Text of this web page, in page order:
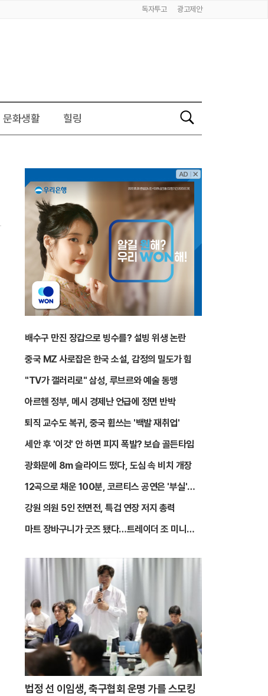
독자투고 광고제안
검
색
문화생활 힐링
배수구 만진 장갑으로 빙수를? 설빙 위생 논란
중국 MZ 사로잡은 한국 소설, 감정의 밀도가 힘
"TV가 갤러리로" 삼성, 루브르와 예술 동맹
아르헨 정부, 메시 경제난 언급에 정면 반박
퇴직 교수도 복귀, 중국 휩쓰는 '백발 재취업'
세안 후 '이것' 안 하면 피지 폭발? 보습 골든타임
광화문에 8m 슬라이드 떴다, 도심 속 비치 개장
12곡으로 채운 100분, 코르티스 공연은 '부실'인
가 '예술'인가
강원 의원 5인 전면전, 특검 연장 저지 총력
마트 장바구니가 굿즈 됐다…트레이더 조 미니백
법정 선 이임생, 축구협회 운명 가를 스모킹